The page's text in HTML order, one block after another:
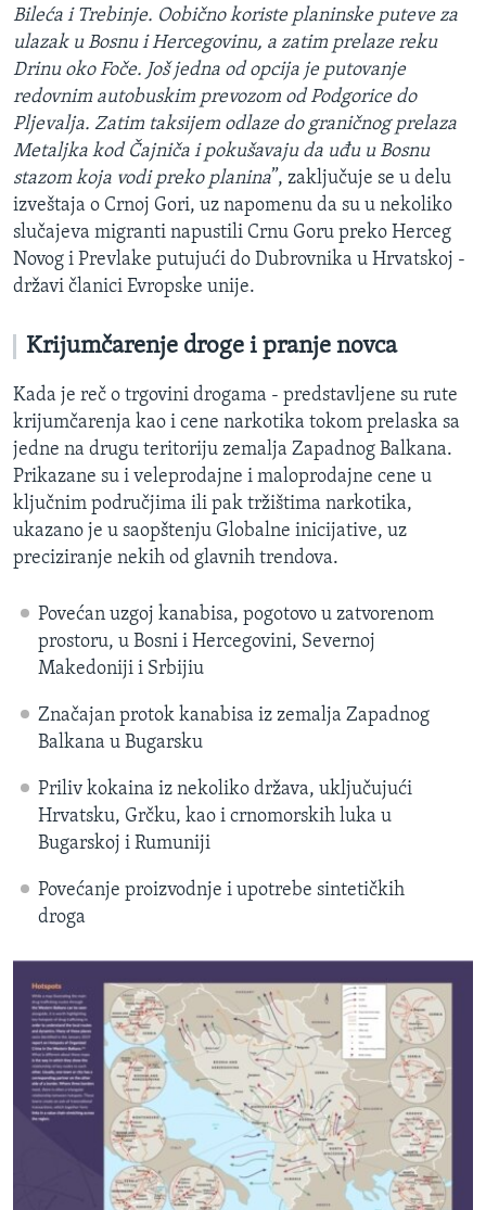
Bileća i Trebinje. Oobično koriste planinske puteve za
ulazak u Bosnu i Hercegovinu, a zatim prelaze reku
Drinu oko Foče. Još jedna od opcija je putovanje
redovnim autobuskim prevozom od Podgorice do
Pljevalja. Zatim taksijem odlaze do graničnog prelaza
Metaljka kod Čajniča i pokušavaju da uđu u Bosnu
stazom koja vodi preko planina”, zaključuje se u delu
izveštaja o Crnoj Gori, uz napomenu da su u nekoliko
slučajeva migranti napustili Crnu Goru preko Herceg
Novog i Prevlake putujući do Dubrovnika u Hrvatskoj -
državi članici Evropske unije.
Krijumčarenje droge i pranje novca
Kada je reč o trgovini drogama - predstavljene su rute
krijumčarenja kao i cene narkotika tokom prelaska sa
jedne na drugu teritoriju zemalja Zapadnog Balkana.
Prikazane su i veleprodajne i maloprodajne cene u
ključnim područjima ili pak tržištima narkotika,
ukazano je u saopštenju Globalne inicijative, uz
preciziranje nekih od glavnih trendova.
Povećan uzgoj kanabisa, pogotovo u zatvorenom
prostoru, u Bosni i Hercegovini, Severnoj
Makedoniji i Srbijiu
Značajan protok kanabisa iz zemalja Zapadnog
Balkana u Bugarsku
Priliv kokaina iz nekoliko država, uključujući
Hrvatsku, Grčku, kao i crnomorskih luka u
Bugarskoj i Rumuniji
Povećanje proizvodnje i upotrebe sintetičkih
droga